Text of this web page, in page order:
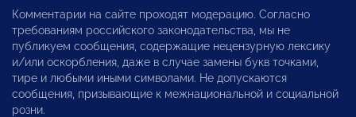
Комментарии на сайте проходят модерацию. Согласно
требованиям российского законодательства, мы не
публикуем сообщения, содержащие нецензурную лексику
и/или оскорбления, даже в случае замены букв точками,
тире и любыми иными символами. Не допускаются
сообщения, призывающие к межнациональной и социальной
розни.